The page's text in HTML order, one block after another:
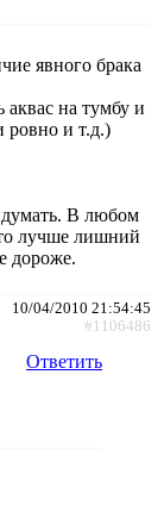
явного брака
аквас на тумбу и
ровно и т.д.)
В любом
лучше лишний
дороже.
10/04/2010 21:54:45
#1106486
Ответить